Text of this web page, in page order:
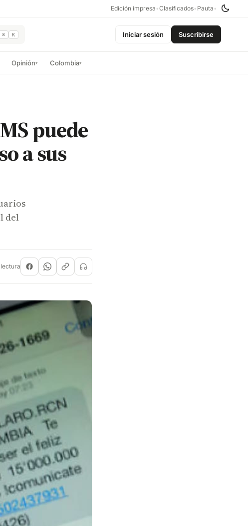
Edición impresa •Clasificados• Pauta •
⌘ K Iniciar sesión Suscribirse
Opinión▾ Colombia▾
puede
a sus
del